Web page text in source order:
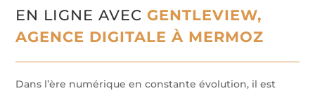
EN LIGNE AVECGENTLEVIEW,
AGENCE DIGITALE À MERMOZ
Dans l’ère numérique en constante évolution, il est